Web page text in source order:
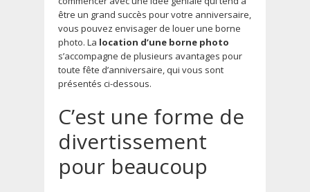
être un grand succès pour votre anniversaire,
vous pouvez envisager de louer une borne
photo. La location d’une borne photo
s’accompagne de plusieurs avantages pour
toute fête d’anniversaire, qui vous sont
présentés ci-dessous.
C’est une forme de
divertissement
pour beaucoup